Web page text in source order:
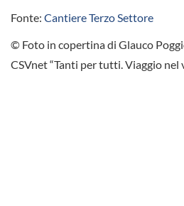
Fonte: Cantiere Terzo Settore
© Foto in copertina di Glauco
CSVnet “Tanti per tutti. Viaggio